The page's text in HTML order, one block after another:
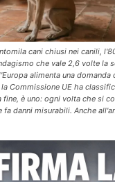
cani chiusi nei canili,
che vale 2,6 volte la
alimenta una
Commissione UE ha
è uno: ogni volta che si
fa danni misurabili. Anche